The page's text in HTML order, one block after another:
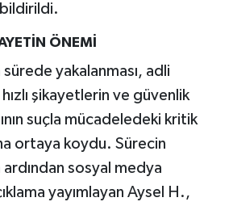
bildirildi.
ÖNEMİ
sürede yakalanması, adli
şikayetlerin ve güvenlik
suçla mücadeledeki kritik
ortaya koydu. Sürecin
ardından sosyal medya
yayımlayan Aysel H.,